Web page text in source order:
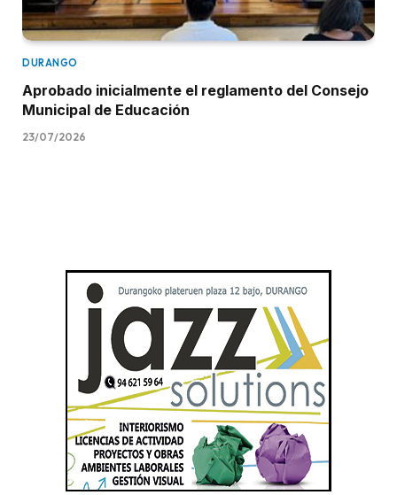
DURANGO
Aprobado inicialmente el reglamento del Consejo
Municipal de Educación
23/07/2026